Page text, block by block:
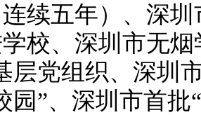
续五年）、深
校、深圳市无
层党组织、深圳
园”、深圳市首